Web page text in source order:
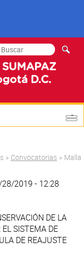
D.C.
de
» Convocatorias » Malla
2019 - 12:28
DE LA
SISTEMA DE
DE REAJUSTE